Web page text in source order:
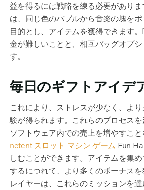
益を得るには戦略を練る必要があり
は、同じ色のバブルから音楽の塊を
目的とし、アイテムを獲得できます
金が難しいことと、相互バッグオプ
す。
毎日のギフトアイデ
これにより、ストレスが少なく、よ
験が得られます。これらのプロセスを
ソフトウェア内での売上を増やすこ
netent スロット マシン ゲーム Fun
しむことができます。アイテムを集
するにつれて、より多くのボーナス
レイヤーは、これらのミッションを達